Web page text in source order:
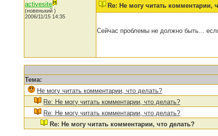
activesite
(новенький )
2006/11/15 14:35
Re: Не могу читать комментарии,
Сейчас проблемы не должно быть...
Тема:
Не могу читать комментарии, что делать?
Re: Не могу читать комментарии, что делать?
Re: Не могу читать комментарии, что делать?
Re: Не могу читать комментарии, что делать?